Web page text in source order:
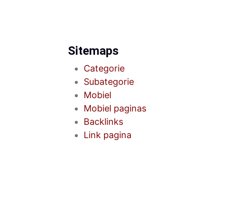
Sitemaps
Categorie
Subategorie
Mobiel
Mobiel paginas
Backlinks
Link pagina